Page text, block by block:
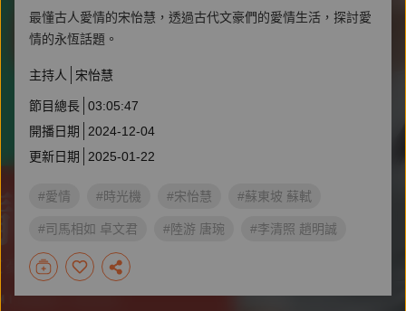
最懂古人愛情的宋怡慧，透過古代文豪們的愛情生活，探討愛
情的永恆話題。
主持人 宋怡慧
節目總長 03:05:47
開播日期
2024-12-04
更新日期
2025-01-22
#愛情 #時光機 #宋怡慧 #蘇東坡 蘇軾
#司馬相如 卓文君 #陸游 唐琬 #李清照 趙明誠
#李商隱 無題詩
#柳永 柳三變 #名人推薦書單